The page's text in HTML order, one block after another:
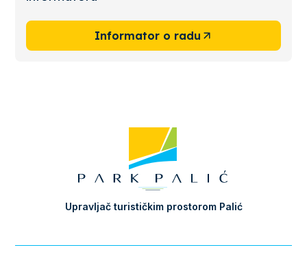
Informator o radu
Upravljač turističkim prostorom Palić